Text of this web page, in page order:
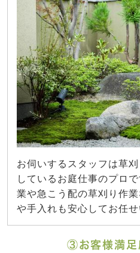
お伺いするスタッフは草
しているお庭仕事のプロ
業や急こう配の草刈り作
や手入れも安心してお任せ
③お客様満足